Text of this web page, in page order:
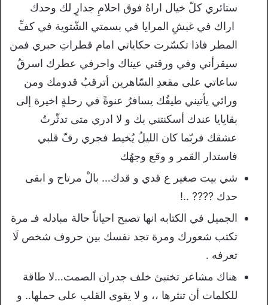
ستائري كلّ خيال اراهُ فوق احلامِ جدارٍ لك وحدك
اراك في غبشِ المرايا في بسمتي الشّتوية في كفِّ
المطر فاذا تكسّرت حكاياتي امام قطراتِ حبري فمن
سيقرأني وفي ورقتي عيناك واحرفي عطرك اسرقُ
ساعاتي على مقعدِ السّاهرين أترقبُ قدومك ومن
ورائي يأتيني طيفُك يسافرُ عنوةً في رحلةٍ اخيرة إلى
بقايايا عندك أسكنتني بك و لا ادري متى تدثّرتُ
عشقك فربّما كان الليلُ يُخيط فجري رفّ قلبي
فاستدار القمر و وقع وجهُك
شي بيت صغير ع قدي و قدك… بالْ مرتاح و ابقى
حدك ???? ..!
الجميل في الكتابه انها تصبح احياناً حالة مبادله فـ مرة
تكتب شعورك ومرة تجد نفسك بين حروف شخص لَا
تعرفه .
هناك مشاعر تختبئ خلف جدران الصمت…لا طاقة
للكلمات أن تنثرها ،، و لا يقوى القلب على حملها.. و